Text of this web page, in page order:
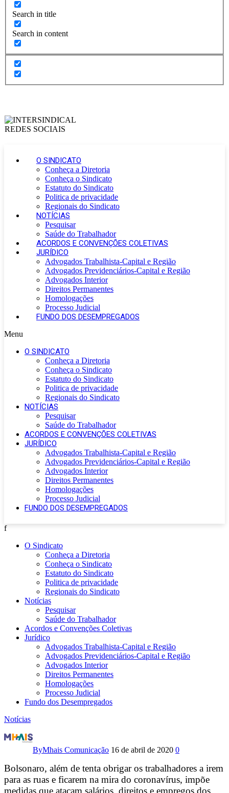
Search in title
Search in content
O SINDICATO
Conheça a Diretoria
Conheça o Sindicato
Estatuto do Sindicato
Politica de privacidade
Regionais do Sindicato
NOTÍCIAS
Pesquisar
Saúde do Trabalhador
ACORDOS E CONVENÇÕES COLETIVAS
JURÍDICO
Advogados Trabalhista-Capital e Região
Advogados Previdenciários-Capital e Região
Advogados Interior
Direitos Permanentes
Homologações
Processo Judicial
FUNDO DOS DESEMPREGADOS
Menu
O SINDICATO
Conheça a Diretoria
Conheça o Sindicato
Estatuto do Sindicato
Politica de privacidade
Regionais do Sindicato
NOTÍCIAS
Pesquisar
Saúde do Trabalhador
ACORDOS E CONVENÇÕES COLETIVAS
JURÍDICO
Advogados Trabalhista-Capital e Região
Advogados Previdenciários-Capital e Região
Advogados Interior
Direitos Permanentes
Homologações
Processo Judicial
FUNDO DOS DESEMPREGADOS
f
O Sindicato
Conheça a Diretoria
Conheça o Sindicato
Estatuto do Sindicato
Politica de privacidade
Regionais do Sindicato
Notícias
Pesquisar
Saúde do Trabalhador
Acordos e Convenções Coletivas
Jurídico
Advogados Trabalhista-Capital e Região
Advogados Previdenciários-Capital e Região
Advogados Interior
Direitos Permanentes
Homologações
Processo Judicial
Fundo dos Desempregados
Notícias
O
Sindicato
dos
ByMhais Comunicação 16 de abril de 2020 0
Bolsonaro, além de tenta obrigar os trabalhadores a irem
para as ruas e ficarem na mira do coronavírus, impõe
medidas que atacam salários, direitos e empregos dos